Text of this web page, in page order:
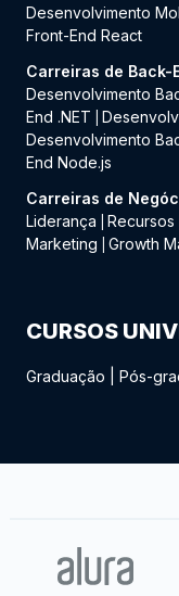
Desenvolvimento
Front-End React
Carreiras de Back-
Desenvolvimento
End .NET
Desenvolvimento
End Node.js
Carreiras de
Liderança
Recursos
Marketing
Growth
CURSOS
Graduação Pós-